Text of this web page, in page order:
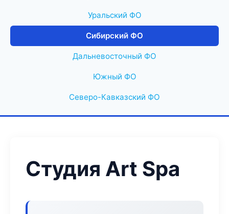
Уральский ФО
Сибирский ФО
Дальневосточный ФО
Южный ФО
Северо-Кавказский ФО
Студия Art Spa